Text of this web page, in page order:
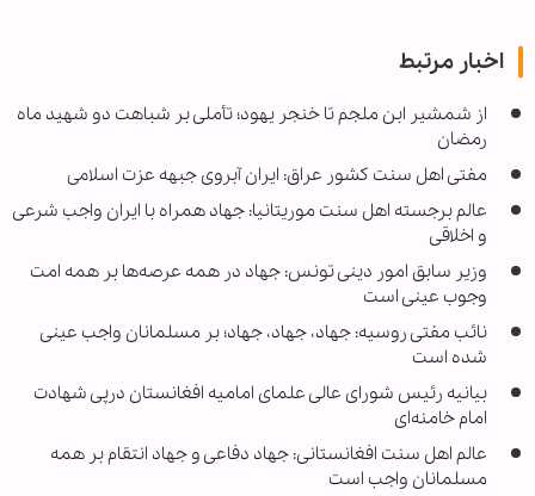
اخبار مرتبط
از شمشیر ابن ملجم تا خنجر یهود؛ تأملی بر شباهت دو شهید ماه
رمضان
مفتی اهل سنت کشور عراق: ایران آبروی جبهه عزت اسلامی
عالم برجسته اهل سنت موریتانیا: جهاد همراه با ایران واجب شرعی
و اخلاقی
وزیر سابق امور دینی تونس: جهاد در همه عرصه‌ها بر همه امت
وجوب عینی است
نائب مفتی روسیه: جهاد، جهاد، جهاد؛ بر مسلمانان واجب عینی
شده است
بیانیه رئیس شورای عالی علمای امامیه افغانستان درپی شهادت
امام خامنه‌ای
عالم اهل سنت افغانستانی: جهاد دفاعی و جهاد انتقام بر همه
مسلمانان واجب است